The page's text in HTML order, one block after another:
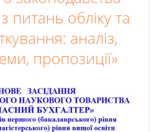
питань обліку та
аналіз,
пропозиції»